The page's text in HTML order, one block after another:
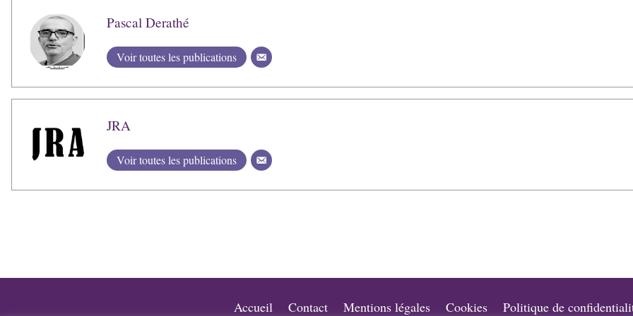
Pascal Derathé
Voir toutes les publications
JRA
Voir toutes les publications
Accueil Contact Mentions légales Cookies Politique de